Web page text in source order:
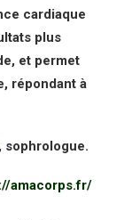
cardiaque
plus
et permet
répondant à
sophrologue.
amacorps.fr/